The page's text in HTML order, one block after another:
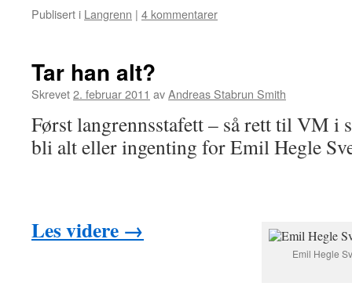
Publisert i Langrenn | 4 kommentarer
Tar han alt?
Skrevet2. februar 2011 avAndreas Stabrun Smith
Først langrennsstafett – så rett til VM i
bli alt eller ingenting for Emil Hegle
Emil Hegle
Les videre →